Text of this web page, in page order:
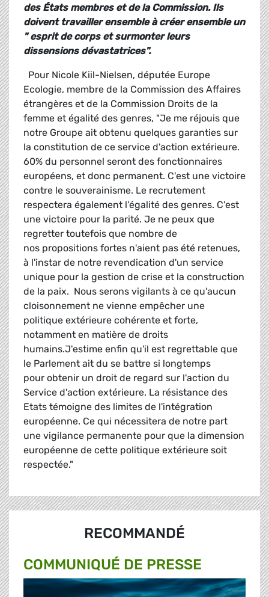
des États membres et de la Commission. Ils
doivent travailler ensemble à créer ensemble un
" esprit de corps et surmonter leurs
dissensions dévastatrices".
Pour Nicole Kiil-Nielsen, députée Europe
Ecologie, membre de la Commission des Affaires
étrangères et de la Commission Droits de la
femme et égalité des genres, "Je me réjouis que
notre Groupe ait obtenu quelques garanties sur
la constitution de ce service d'action extérieure.
60% du personnel seront des fonctionnaires
européens, et donc permanent. C'est une victoire
contre le souverainisme. Le recrutement
respectera également l'égalité des genres. C'est
une victoire pour la parité. Je ne peux que
regretter toutefois que nombre de
nos propositions fortes n'aient pas été retenues,
à l'instar de notre revendication d'un service
unique pour la gestion de crise et la construction
de la paix. Nous serons vigilants à ce qu'aucun
cloisonnement ne vienne empêcher une
politique extérieure cohérente et forte,
notamment en matière de droits
humains.J'estime enfin qu'il est regrettable que
le Parlement ait du se battre si longtemps
pour obtenir un droit de regard sur l'action du
Service d'action extérieure. La résistance des
Etats témoigne des limites de l'intégration
européenne. Ce qui nécessitera de notre part
une vigilance permanente pour que la dimension
européenne de cette politique extérieure soit
respectée."
RECOMMANDÉ
COMMUNIQUÉ DE PRESSE